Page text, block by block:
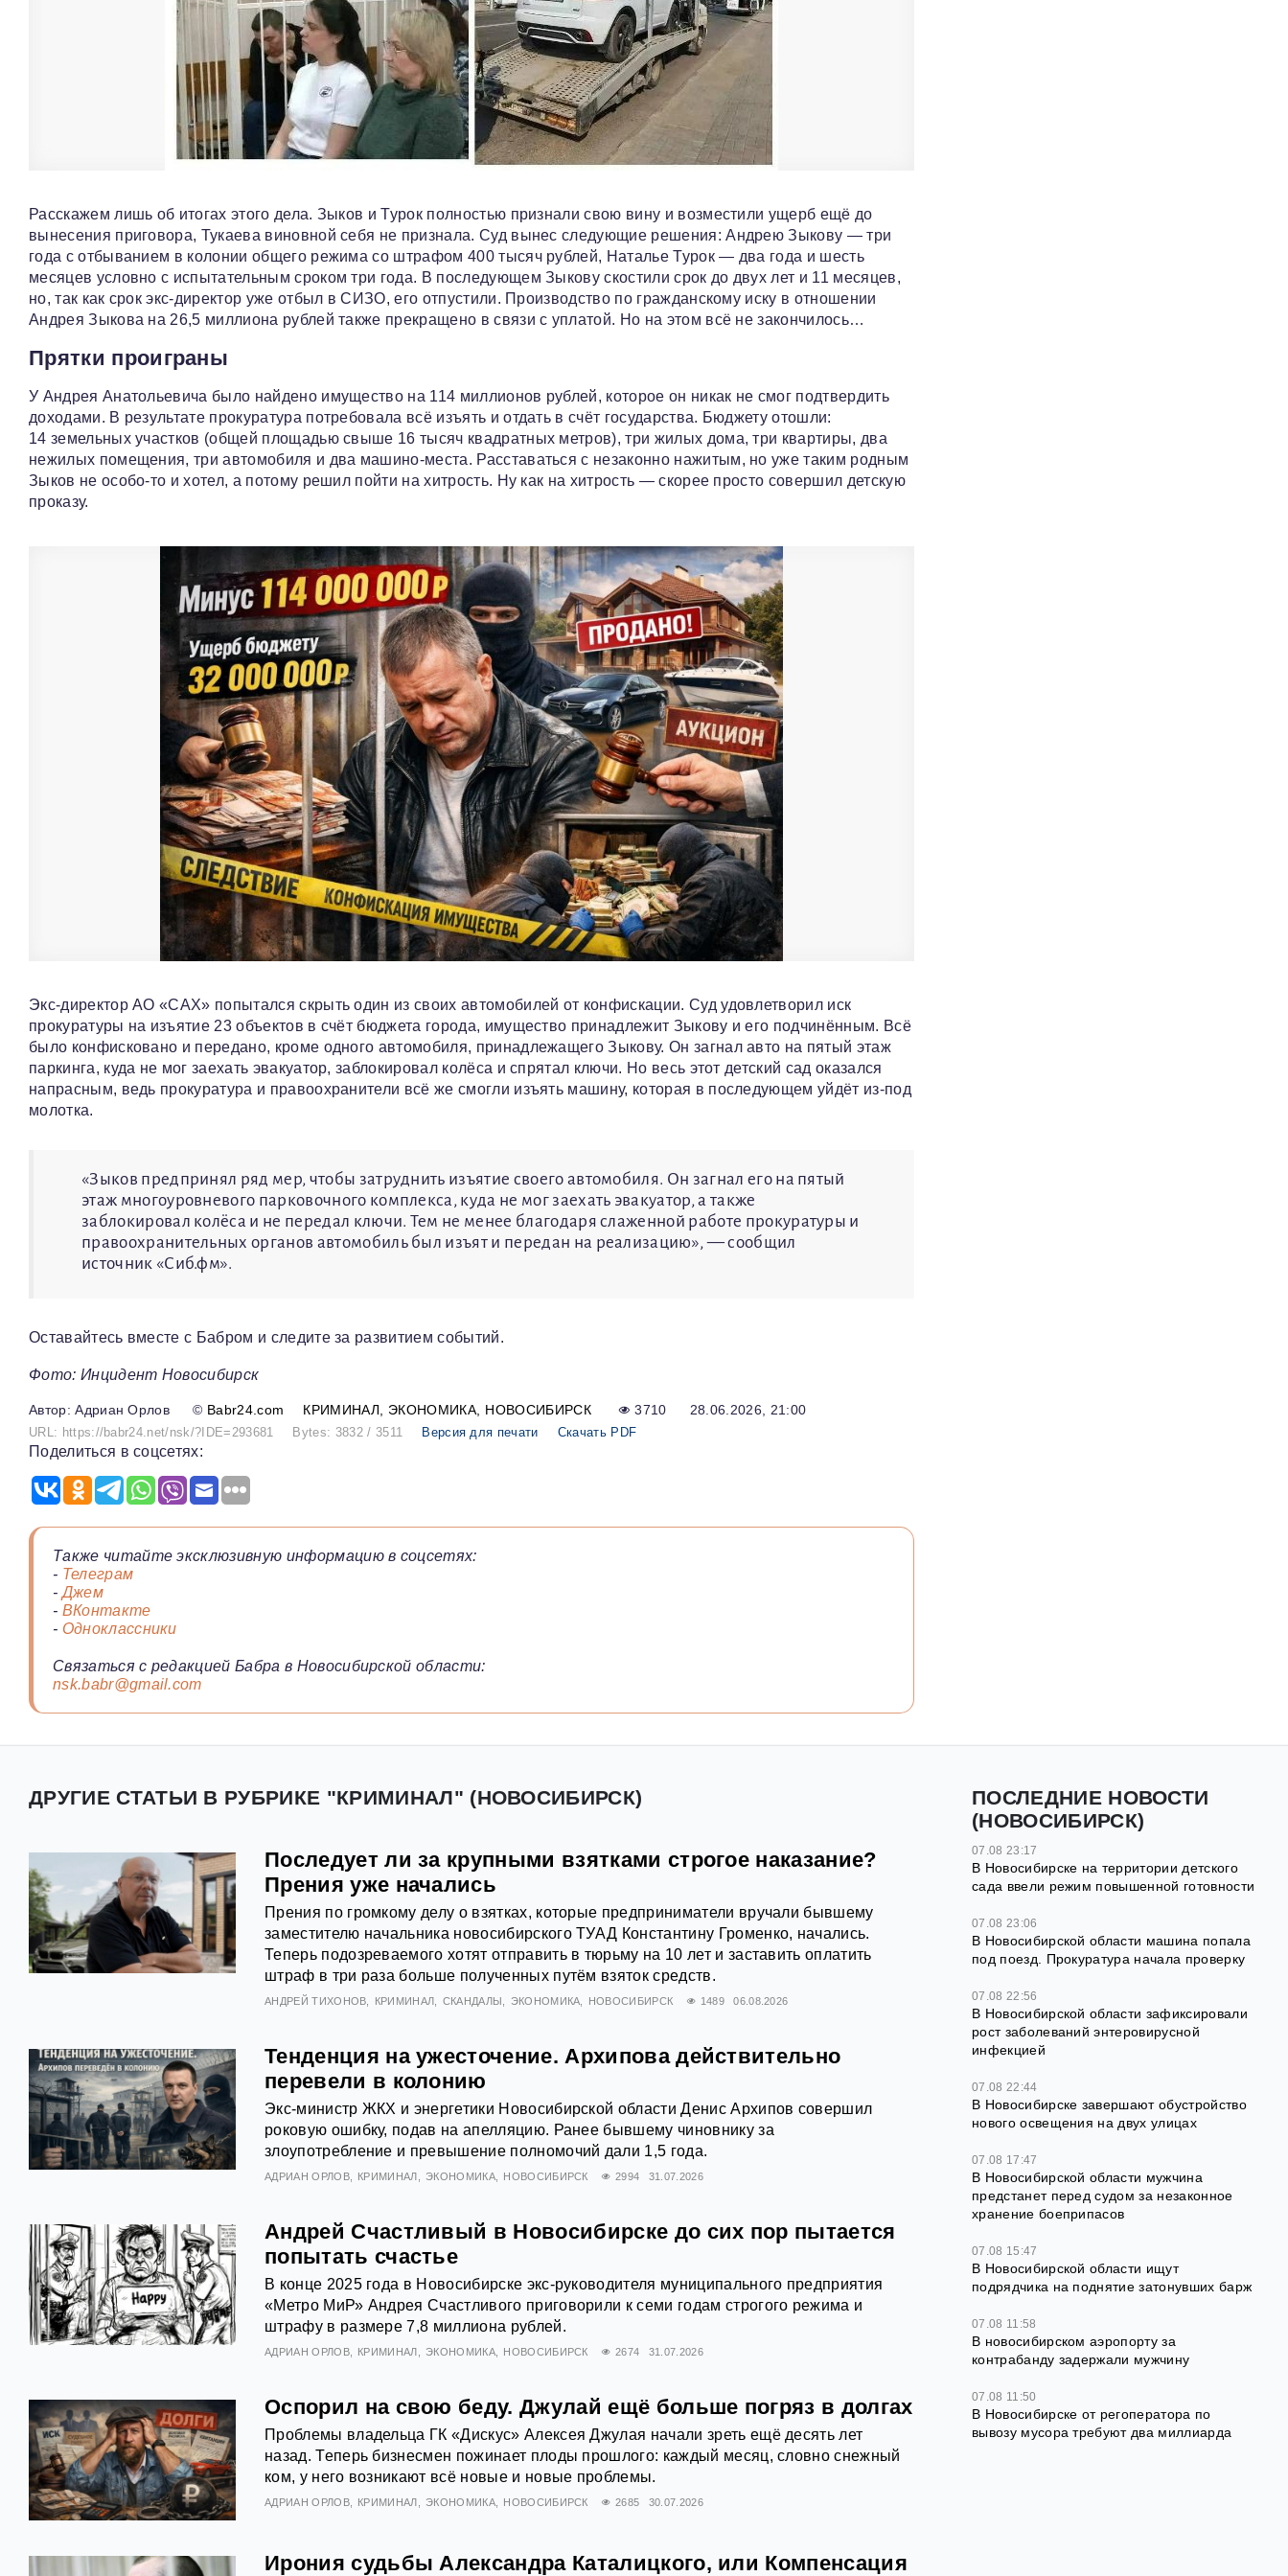
Расскажем лишь об итогах этого дела. Зыков и Турок полностью признали свою вину и возместили ущерб ещё до
вынесения приговора, Тукаева виновной себя не признала. Суд вынес следующие решения: Андрею Зыкову — три
года с отбыванием в колонии общего режима со штрафом 400 тысяч рублей, Наталье Турок — два года и шесть
месяцев условно с испытательным сроком три года. В последующем Зыкову скостили срок до двух лет и 11 месяцев,
но, так как срок экс‑директор уже отбыл в СИЗО, его отпустили. Производство по гражданскому иску в отношении
Андрея Зыкова на 26,5 миллиона рублей также прекращено в связи с уплатой. Но на этом всё не закончилось…
Прятки проиграны
У Андрея Анатольевича было найдено имущество на 114 миллионов рублей, которое он никак не смог подтвердить
доходами. В результате прокуратура потребовала всё изъять и отдать в счёт государства. Бюджету отошли:
14 земельных участков (общей площадью свыше 16 тысяч квадратных метров), три жилых дома, три квартиры, два
нежилых помещения, три автомобиля и два машино‑места. Расставаться с незаконно нажитым, но уже таким родным
Зыков не особо‑то и хотел, а потому решил пойти на хитрость. Ну как на хитрость — скорее просто совершил детскую
проказу.
Экс‑директор АО «САХ» попытался скрыть один из своих автомобилей от конфискации. Суд удовлетворил иск
прокуратуры на изъятие 23 объектов в счёт бюджета города, имущество принадлежит Зыкову и его подчинённым. Всё
было конфисковано и передано, кроме одного автомобиля, принадлежащего Зыкову. Он загнал авто на пятый этаж
паркинга, куда не мог заехать эвакуатор, заблокировал колёса и спрятал ключи. Но весь этот детский сад оказался
напрасным, ведь прокуратура и правоохранители всё же смогли изъять машину, которая в последующем уйдёт из‑под
молотка.
«Зыков предпринял ряд мер, чтобы затруднить изъятие своего автомобиля. Он загнал его на пятый
этаж многоуровневого парковочного комплекса, куда не мог заехать эвакуатор, а также
заблокировал колёса и не передал ключи. Тем не менее благодаря слаженной работе прокуратуры и
правоохранительных органов автомобиль был изъят и передан на реализацию», — сообщил
источник «Сиб.фм».
Оставайтесь вместе с Бабром и следите за развитием событий.
Фото: Инцидент Новосибирск
Адриан Орлов © Babr24.com КРИМИНАЛ ЭКОНОМИКА НОВОСИБИРСК 3710 28.06.2026, 21:00
URL: https://babr24.net/nsk/?IDE=293681 Bytes: 3832 / 3511 Версия для печати Скачать PDF
Поделиться в соцсетях:
Также читайте эксклюзивную информацию в соцсетях:
- Телеграм
-Джем
- ВКонтакте
- Одноклассники
Связаться с редакцией Бабра в Новосибирской области:
nsk.babr@gmail.com
ДРУГИЕ СТАТЬИ В РУБРИКЕ "КРИМИНАЛ" (НОВОСИБИРСК)
Последует ли за крупными взятками строгое наказание?
Прения уже начались
Прения по громкому делу о взятках, которые предприниматели вручали бывшему
заместителю начальника новосибирского ТУАД Константину Громенко, начались.
Теперь подозреваемого хотят отправить в тюрьму на 10 лет и заставить оплатить
штраф в три раза больше полученных путём взяток средств.
АНДРЕЙ ТИХОНОВ КРИМИНАЛ СКАНДАЛЫ ЭКОНОМИКА НОВОСИБИРСК 1489 06.08.2026
Тенденция на ужесточение. Архипова действительно
перевели в колонию
Экс‑министр ЖКХ и энергетики Новосибирской области Денис Архипов совершил
роковую ошибку, подав на апелляцию. Ранее бывшему чиновнику за
злоупотребление и превышение полномочий дали 1,5 года.
АДРИАН ОРЛОВ КРИМИНАЛ ЭКОНОМИКА НОВОСИБИРСК 2994 31.07.2026
Андрей Счастливый в Новосибирске до сих пор пытается
попытать счастье
В конце 2025 года в Новосибирске экс‑руководителя муниципального предприятия
«Метро МиР» Андрея Счастливого приговорили к семи годам строгого режима и
штрафу в размере 7,8 миллиона рублей.
АДРИАН ОРЛОВ КРИМИНАЛ ЭКОНОМИКА НОВОСИБИРСК 2674 31.07.2026
Оспорил на свою беду. Джулай ещё больше погряз в долгах
Проблемы владельца ГК «Дискус» Алексея Джулая начали зреть ещё десять лет
назад. Теперь бизнесмен пожинает плоды прошлого: каждый месяц, словно снежный
ком, у него возникают всё новые и новые проблемы.
АДРИАН ОРЛОВ КРИМИНАЛ ЭКОНОМИКА НОВОСИБИРСК 2685 30.07.2026
Ирония судьбы Александра Каталицкого, или Компенсация
ПОСЛЕДНИЕ НОВОСТИ
(НОВОСИБИРСК)
07.08 23:17
В Новосибирске на территории детского
сада ввели режим повышенной готовности
07.08 23:06
В Новосибирской области машина попала
под поезд. Прокуратура начала проверку
07.08 22:56
В Новосибирской области зафиксировали
рост заболеваний энтеровирусной
инфекцией
07.08 22:44
В Новосибирске завершают обустройство
нового освещения на двух улицах
07.08 17:47
В Новосибирской области мужчина
предстанет перед судом за незаконное
хранение боеприпасов
07.08 15:47
В Новосибирской области ищут
подрядчика на поднятие затонувших барж
07.08 11:58
В новосибирском аэропорту за
контрабанду задержали мужчину
07.08 11:50
В Новосибирске от регоператора по
вывозу мусора требуют два миллиарда